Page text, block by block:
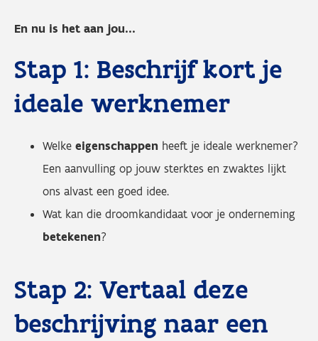
En nu is het aan jou...
Stap 1: Beschrijf kort je
ideale werknemer
Welke eigenschappen heeft je ideale werknemer?
Een aanvulling op jouw sterktes en zwaktes lijkt
ons alvast een goed idee.
Wat kan die droomkandidaat voor je onderneming
betekenen?
Stap 2: Vertaal deze
beschrijving naar een